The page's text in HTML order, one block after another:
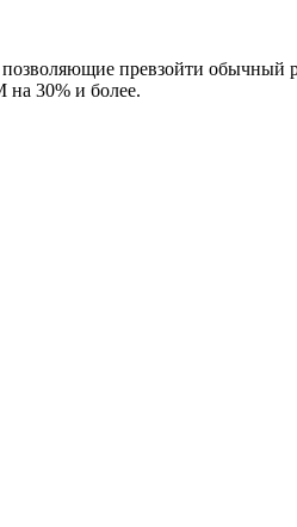
позволяющие превзойти обычный
на 30% и более.